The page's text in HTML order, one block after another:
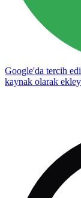
Google'da tercih
kaynak olarak